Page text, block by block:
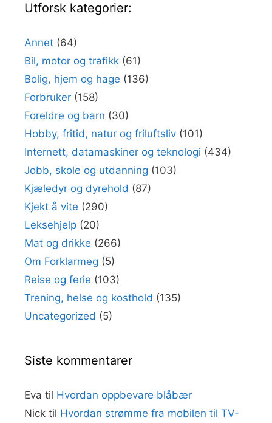
Utforsk kategorier:
Annet (64)
Bil, motor og trafikk (61)
Bolig, hjem og hage (136)
Forbruker (158)
Foreldre og barn (30)
Hobby, fritid, natur og friluftsliv (101)
Internett, datamaskiner og teknologi (434)
Jobb, skole og utdanning (103)
Kjæledyr og dyrehold (87)
Kjekt å vite (290)
Leksehjelp (20)
Mat og drikke (266)
Om Forklarmeg (5)
Reise og ferie (103)
Trening, helse og kosthold (135)
Uncategorized (5)
Siste kommentarer
Eva til Hvordan oppbevare blåbær
Nick til Hvordan strømme fra mobilen til TV-